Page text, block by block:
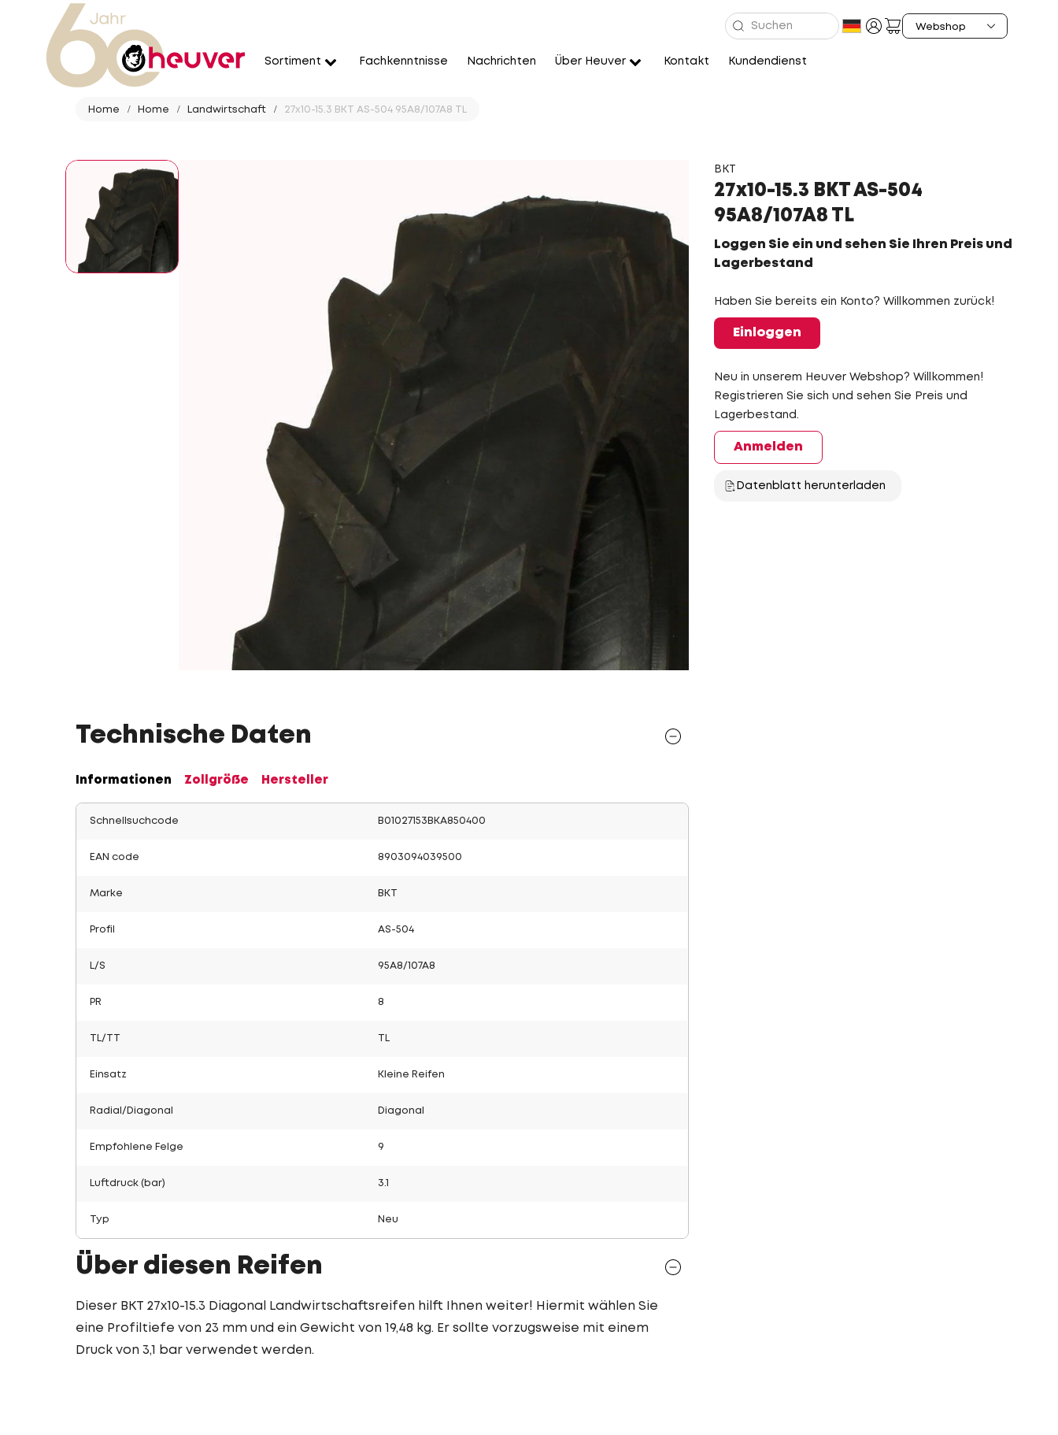
Sortiment Fachkenntnisse Nachrichten Über Heuver Kontakt Kundendienst
Home Home Landwirtschaft 27x10-15.3 BKT AS-504 95A8/107A8 TL
BKT
27x10-15.3 BKT AS-504
95A8/107A8 TL
Loggen Sie ein und sehen Sie Ihren Preis und
Lagerbestand
Haben Sie bereits ein Konto? Willkommen zurück!
Einloggen
Neu in unserem Heuver Webshop? Willkommen!
Registrieren Sie sich und sehen Sie Preis und
Lagerbestand.
Anmelden
Datenblatt herunterladen
Technische Daten
Informationen Zollgröße Hersteller
Schnellsuchcode B01027153BKA850400
EAN code 8903094039500
Marke BKT
Profil AS-504
L/S 95A8/107A8
PR 8
TL/TT
Einsatz Kleine Reifen
Radial/Diagonal Diagonal
Empfohlene Felge 9
Luftdruck (bar) 3.1
Typ Neu
Über diesen Reifen
Dieser BKT 27x10-15.3 Diagonal Landwirtschaftsreifen hilft Ihnen weiter! Hiermit wählen Sie
eine Profiltiefe von 23 mm und ein Gewicht von 19,48 kg. Er sollte vorzugsweise mit einem
Druck von 3,1 bar verwendet werden.